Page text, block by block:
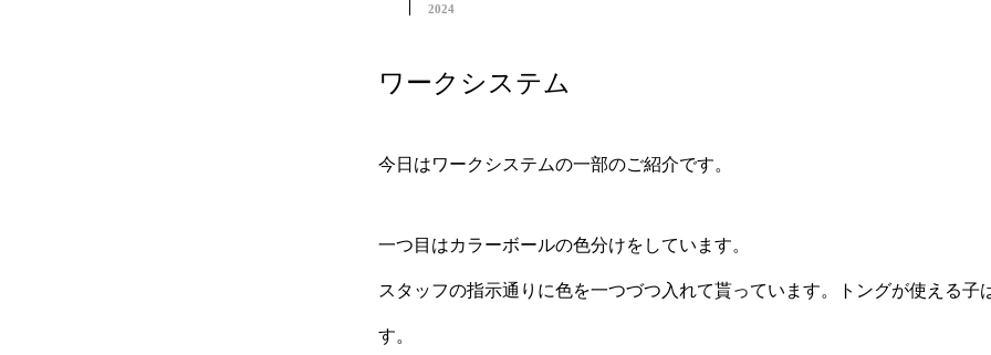
2024
ワークシステム
今日はワークシステムの一部のご紹介です。
一つ目はカラーボールの色分けをしています。
スタッフの指示通りに色を一つづつ入れて貰っています。トングが使える子
す。